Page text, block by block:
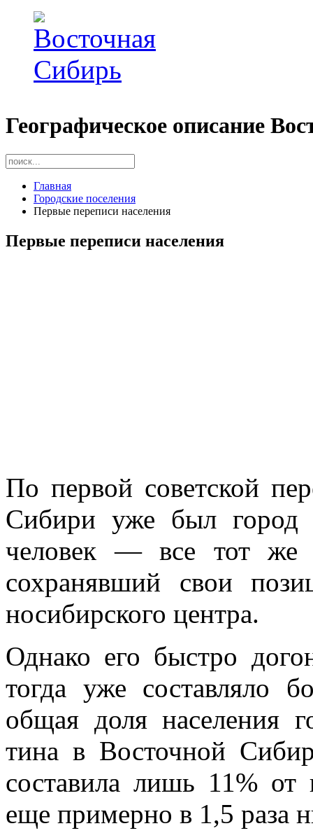
Географическое описание
Главная
Городские поселения
Первые переписи населения
Первые переписи населения
По первой советской
Сибири уже был город
человек — все тот же
сохраняв­ший свои
носибирского центра.
Однако его быстро
тогда уже составляло
общая доля населения
тина в Восточной
составила лишь 11% от
еще примерно в 1,5 раза